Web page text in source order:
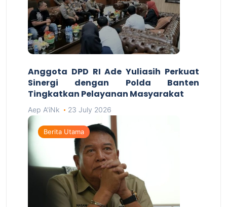
Anggota DPD RI Ade Yuliasih Perkuat
Sinergi dengan Polda Banten
Tingkatkan Pelayanan Masyarakat
Aep A'iNk 23 July 2026
Berita Utama